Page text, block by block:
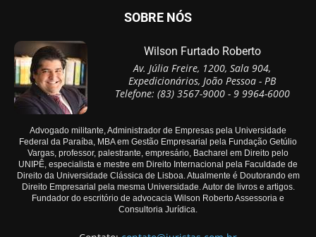
SOBRE NÓS
Wilson Furtado Roberto
Av. Júlia Freire, 1200, Sala 904,
Expedicionários, João Pessoa - PB
Telefone: (83) 3567-9000 - 9 9964-6000
Advogado militante, Administrador de Empresas pela Universidade
Federal da Paraíba, MBA em Gestão Empresarial pela Fundação Getúlio
Vargas, professor, palestrante, empresário, Bacharel em Direito pelo
UNIPÊ, especialista e mestre em Direito Internacional pela Faculdade de
Direito da Universidade Clássica de Lisboa. Atualmente é Doutorando em
Direito Empresarial pela mesma Universidade. Autor de livros e artigos.
Fundador do escritório de advocacia Wilson Roberto Assessoria e
Consultoria Jurídica.